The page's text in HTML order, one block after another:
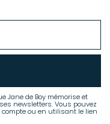
Jane de Boy mémorise et
newsletters. Vous pouvez
ou en utilisant le lien